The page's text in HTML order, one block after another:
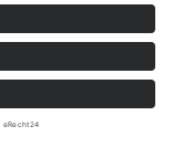
– bleiben
oder